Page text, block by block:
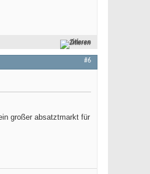
Zitieren
#6
großer absatztmarkt für